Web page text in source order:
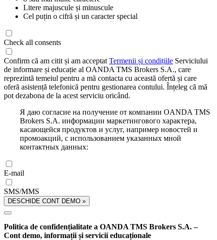
Litere majuscule și minuscule
Cel puțin o cifră și un caracter special
Check all consents
Confirm că am citit și am acceptat Termenii și condițiile Serviciului
de informare și educație al OANDA TMS Brokers S.A., care
reprezintă temeiul pentru a mă contacta cu această ofertă și care
oferă asistență telefonică pentru gestionarea contului. Înțeleg că mă
pot dezabona de la acest serviciu oricând.
Я даю согласие на получение от компании OANDA TMS
Brokers S.A. информации маркетингового характера,
касающейся продуктов и услуг, например новостей и
промоакций, с использованием указанных мной
контактных данных:
E-mail
SMS/MMS
DESCHIDE CONT DEMO »
Politica de confidențialitate a OANDA TMS Brokers S.A. –
Cont demo, informații și servicii educaționale